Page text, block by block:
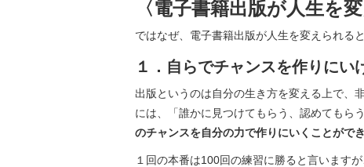
〈電子書籍出版が人生を
ではなぜ、電子書籍出版が人生を変えられる
１．自らでチャンスを作りにい
出版というのは自分の生き方を変える上で、
には、「誰かに見つけてもらう、認めてもら
のチャンスを自分の力で作りにいくことがで
１回の本番は100回の練習に勝ると言いますが